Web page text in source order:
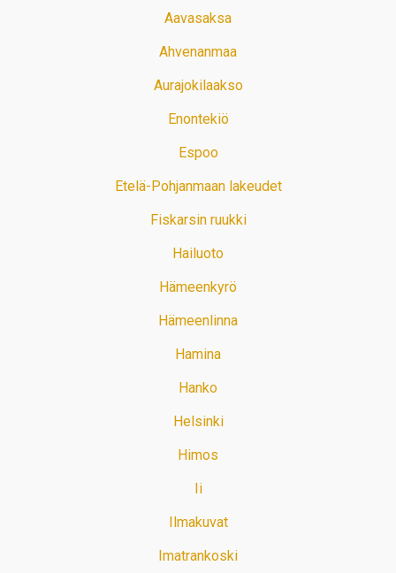
Aavasaksa
Ahvenanmaa
Aurajokilaakso
Enontekiö
Espoo
Etelä-Pohjanmaan lakeudet
Fiskarsin ruukki
Hailuoto
Hämeenkyrö
Hämeenlinna
Hamina
Hanko
Helsinki
Himos
Ii
Ilmakuvat
Imatrankoski